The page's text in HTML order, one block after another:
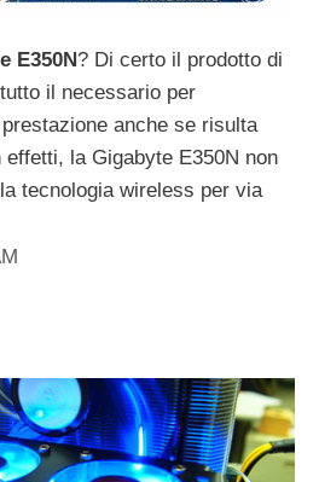
E350N? Di certo il prodotto di
il necessario per
anche se risulta
la Gigabyte E350N non
tecnologia wireless per via